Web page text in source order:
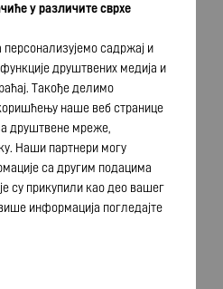
у различите сврхе
садржај и
друштвених медија и
Такође делимо
наше веб странице
друштвене мреже,
Наши партнери могу
са другим подацима
су прикупили као део вашег
информација погледајте